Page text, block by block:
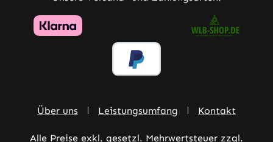
Über uns Leistungsumfang Kontakt
Alle Preise exkl. gesetzl. Mehrwertsteuer zzgl.